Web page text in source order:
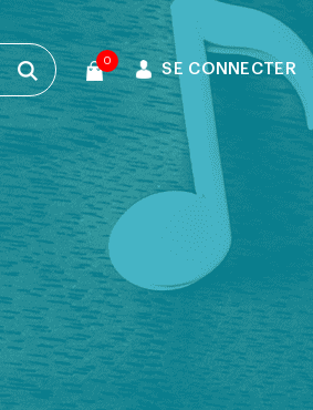
0 SE CONNECTER